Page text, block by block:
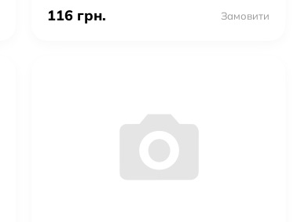
116 грн. Замовити